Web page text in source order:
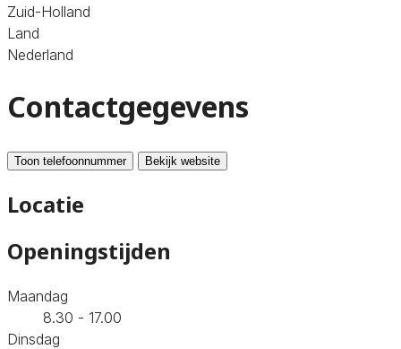
Zuid-Holland
Land
Nederland
Contactgegevens
Toon telefoonnummer Bekijk website
Locatie
Openingstijden
Maandag
8.30 - 17.00
Dinsdag